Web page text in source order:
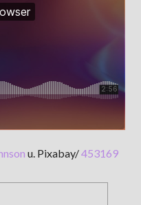
u. Pixabay/453169